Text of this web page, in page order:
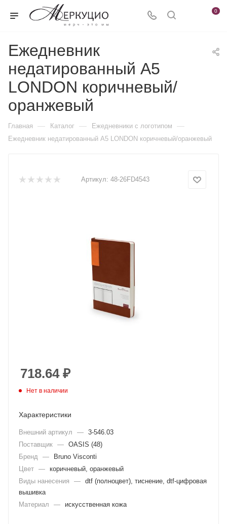
0
Ежедневник
недатированный А5
LONDON коричневый/
оранжевый
Главная — Каталог — Ежедневники c логотипом —
Ежедневник недатированный А5 LONDON коричневый/оранжевый
Артикул: 48-26FD4543
718.64₽
Нет в наличии
Характеристики
Внешний артикул — 3-546.03
Поставщик — OASIS (48)
Бренд
—
Bruno Visconti
Цвет — коричневый, оранжевый
Виды нанесения
— dtf (полноцвет), тиснение, dtf-цифровая
вышивка
Материал
— искусственная кожа